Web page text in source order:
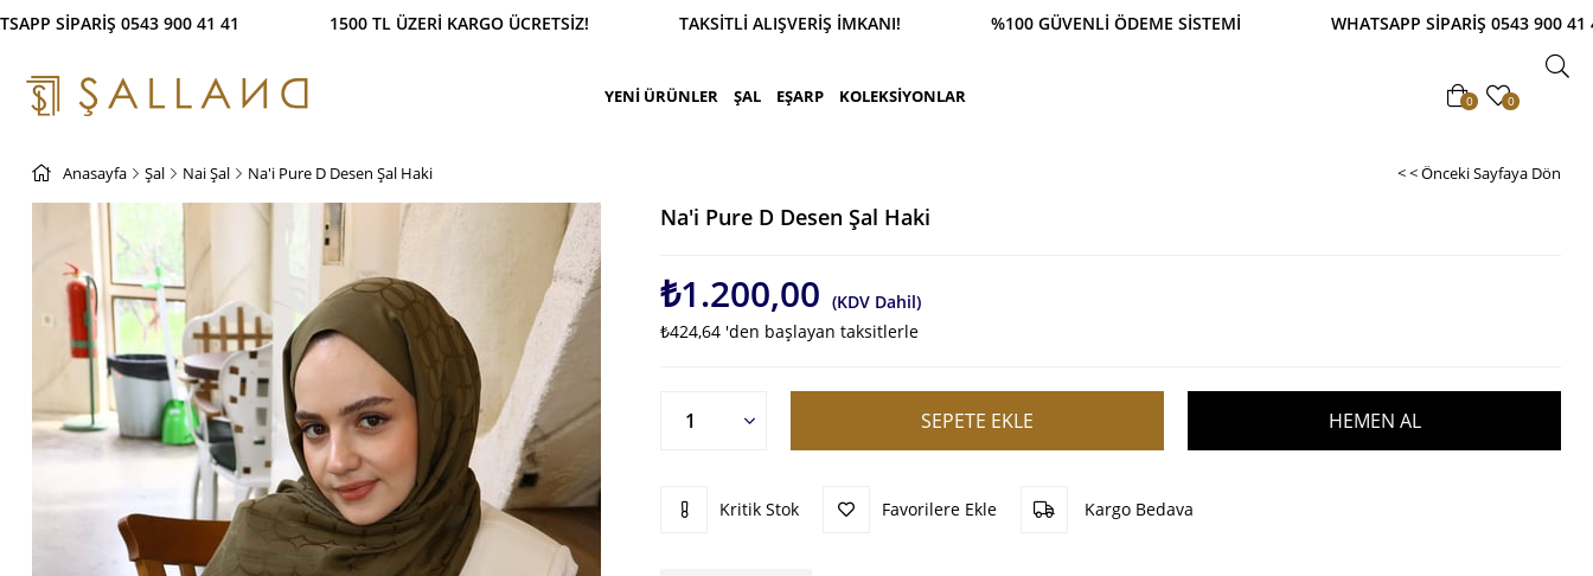
İMKANI! %100 GÜVENLİ ÖDEME SİSTEMİ WHATSAPP SİPARİŞ 0543 900 41 41 1500 TL ÜZERİ KARGO ÜCRETSİZ! TAKSİTLİ ALIŞVERİŞ İMKANI! %100
YENİ ÜRÜNLER ŞAL EŞARP KOLEKSİYONLAR 0 0
Anasayfa Şal Nai Şal Na'i Pure D Desen Şal Haki < < Önceki Sayfaya Dön
Na'i Pure D Desen Şal Haki
₺1.200,00 (KDV Dahil)
₺424,64 'den başlayan taksitlerle
Kritik Stok Favorilere Ekle Kargo Bedava